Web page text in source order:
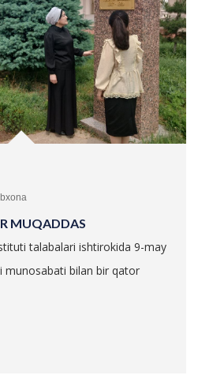
MUQADDAS
talabalari ishtirokida 9-may
bilan bir qator